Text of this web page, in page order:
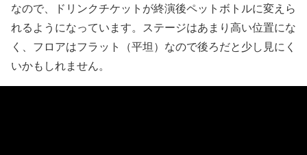
なので、ドリンクチケットが終演後ペットボトルに変えら
れるようになっています。ステージはあまり高い位置にな
く、フロアはフラット（平坦）なので後ろだと少し見にく
いかもしれません。